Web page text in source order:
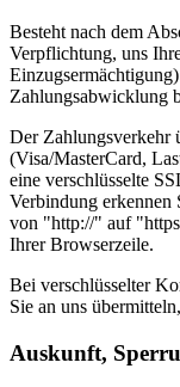
Besteht nach dem
Verpflichtung, uns
Zahlungsabwicklung
Der Zahlungsverkehr
(Visa/MasterCard,
eine verschlüsselte
Verbindung erkennen
von "http://" auf
Ihrer Browserzeile.
Bei verschlüsselter
Sie an uns
Auskunft,